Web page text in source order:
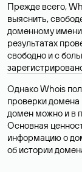
Прежде всего,
выяснить,
доменному имени
результатах
свободно и с
Однако Whois
проверки домена
домен можно и в
Основная
информацию о
об истории